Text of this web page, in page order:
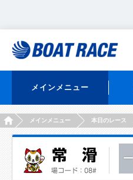
メインメニュー
HOMEメインメニュー 本日のレース